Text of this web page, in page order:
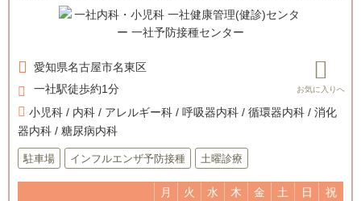
愛知県名古屋市名東区
一社駅徒歩約1分
小児科 / 内科 / アレルギー科 / 呼吸器内科 / 循環器内科 / 消化
器内科 / 糖尿病内科
駐車場 インフルエンザ予防接種 土曜診療
月 火 水 木 金 土 日 祝